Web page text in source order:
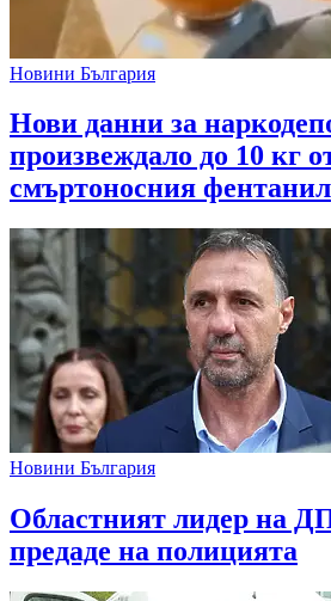
Новини България
Нови данни за
произвеждало до 10 кг
смъртоносния фентанил
Новини България
Областният лидер на
предаде на полицията